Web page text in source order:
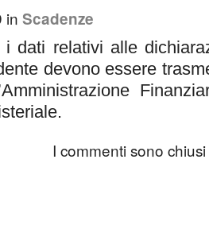
in Scadenze
dati relativi alle
devono essere
I commenti sono chiusi